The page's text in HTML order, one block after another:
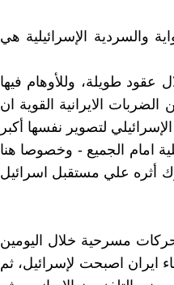
والسردية الإسرائيلية هي
عقود طويلة، وللأوهام فيها
الايرانية القوية ان
لتصوير نفسها أكبر
امام الجميع - وخصوصا هنا
أثره علي مستقبل اسرائيل
مسرحية خلال اليومين
ايران اصبحت لإسرائيل، ثم